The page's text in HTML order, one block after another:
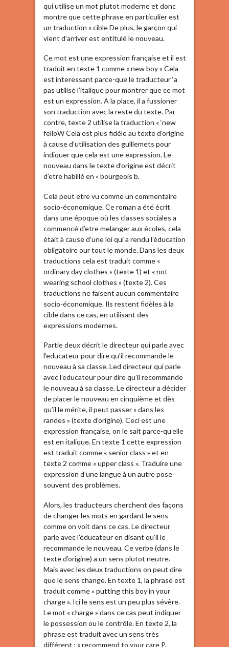
qui utilise un mot plutot moderne et donc
montre que cette phrase en particulier est
un traduction « cible De plus, le garçon qui
vient d’arriver est entitulé le nouveau.
Ce mot est une expression française et il est
traduit en texte 1 comme « new boy » Cela
est interessant parce-que le traducteur ‘a
pas utilisé l’italique pour montrer que ce mot
est un expression. A la place, il a fussioner
son traduction avec la reste du texte. Par
contre, texte 2 utilise la traduction « ‘new
felloW Cela est plus fidèle au texte d’origine
à cause d’utilisation des gulllemets pour
indiquer que cela est une expression. Le
nouveau dans le texte d’origine est décrit
d’etre habillé en « bourgeois b.
Cela peut etre vu comme un commentaire
socio-économique. Ce roman a été écrit
dans une époque où les classes sociales a
commencé d’etre melanger aux écoles, cela
était à cause d’une loi qui a rendu l’éducation
obligatoire our tout le monde. Dans les deux
traductions cela est traduit comme «
ordinary day clothes » (texte 1) et « not
wearing school clothes » (texte 2). Ces
traductions ne faisent aucun commentaire
socio-économique. Ils restent fidèles à la
cible dans ce cas, en utilisant des
expressions modernes.
Partie deux décrit le directeur qui parle avec
l’educateur pour dire qu’il recommande le
nouveau à sa classe. Led directeur qui parle
avec l’educateur pour dire qu’il recommande
le nouveau à sa classe. Le directeur a décider
de placer le nouveau en cinquième et dès
qu’il le mérite, il peut passer « dans les
randes » (texte d’origine). Ceci est une
expression française, on le sait parce-qu’elle
est en italique. En texte 1 cette expression
est traduit comme « senior class » et en
texte 2 comme « upper class ». Traduire une
expression d’une langue à un autre pose
souvent des problèmes.
Alors, les traducteurs cherchent des façons
de changer les mots en gardant le sens-
comme on voit dans ce cas. Le directeur
parle avec l’éducateur en disant qu’il le
recommande le nouveau. Ce verbe (dans le
texte d’origine) a un sens plutot neutre.
Mais avec les deux traductions on peut dire
que le sens change. En texte 1, la phrase est
traduit comme « putting this boy in your
charge ». Ici le sens est un peu plus sévère.
Le mot « charge » dans ce cas peut indiquer
le possession ou le contrôle. En texte 2, la
phrase est traduit avec un sens très
différent : « recommend to your care P.